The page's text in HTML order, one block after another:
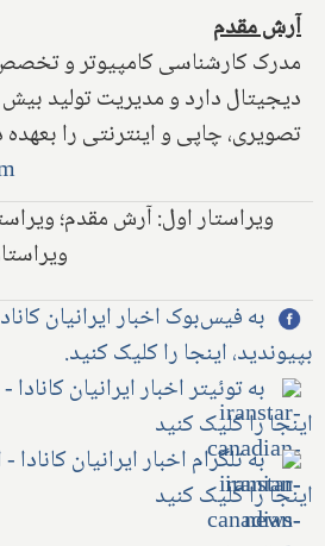
آرش مقدم
مدرک کارشناسی کامپیوتر و
تصویری، چاپی و اینترنتی را
ویراستار اول: آرش مقدم؛
به فیس‌بوک اخبار ایرانیان
بپیوندید، اینجا را کلیک کنید.
به توئیتر اخبار ایرانیان
اینجا را کلیک کنید
به تلگرام اخبار ایرانیان
اینجا را کلیک کنید